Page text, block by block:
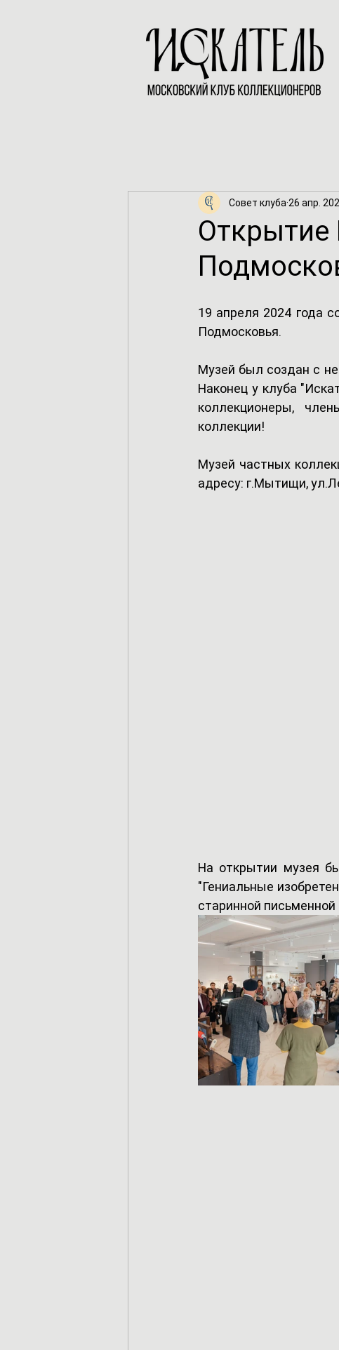
Открытие
Совет клуба 26 апр.
19 апреля 2024 года
Подмосковья.
Музей был создан с
Наконец у клуба
коллекционеры,
коллекции!
Музей частных
адресу: г.Мытищи,
На открытии музея
"Гениальные
старинной письменной